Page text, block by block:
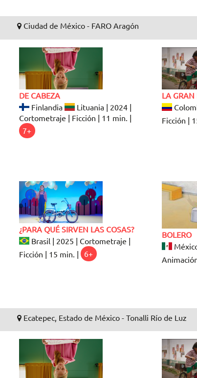
Ciudad de México - FARO Aragón
DE CABEZA
Finlandia
Lituania | 2024 |
Cortometraje | Ficción | 11 min. |
7+
LA
Ficción |
¿PARA QUÉ SIRVEN LAS COSAS?
Brasil | 2025 | Cortometraje |
Ficción | 15 min. |
6+
BOLERO
Ecatepec, Estado de México - Tonalli Río de Luz